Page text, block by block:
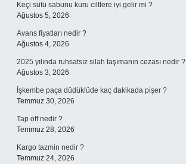
Keçi sütü sabunu kuru ciltlere iyi gelir mi ?
Ağustos 5, 2026
Avans fiyatları nedir ?
Ağustos 4, 2026
2025 yılında ruhsatsız silah taşımanın cezası nedir ?
Ağustos 3, 2026
İşkembe paça düdüklüde kaç dakikada pişer ?
Temmuz 30, 2026
Tap off nedir ?
Temmuz 28, 2026
Kargo tazmin nedir ?
Temmuz 24, 2026